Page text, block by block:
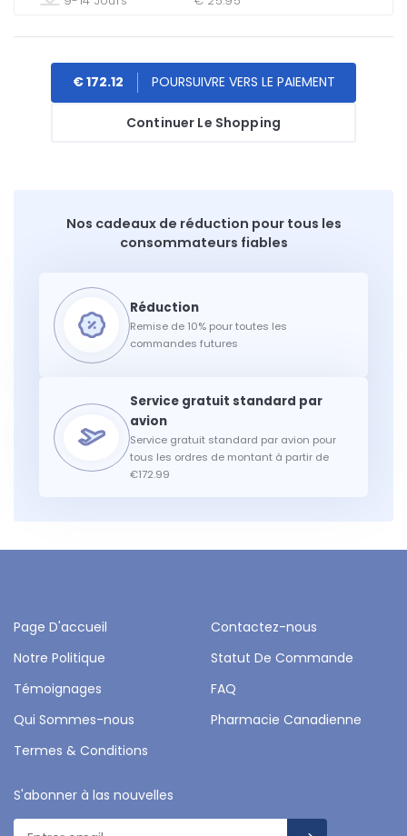
Continuer Le Shopping
€ 172.12
Nos cadeaux de réduction pour tous les
consommateurs fiables
Remise de 10% pour toutes les
commandes futures
Service gratuit standard par avion pour
tous les ordres de montant à partir de
€172.99
Page D'accueil
Contactez-nous
Notre Politique
Statut De Commande
Témoignages
FAQ
Qui Sommes-nous
Pharmacie Canadienne
Termes & Conditions
S'abonner à las nouvelles